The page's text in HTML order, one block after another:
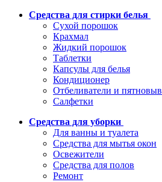
Средства для стирки белья
Сухой порошок
Крахмал
Жидкий порошок
Таблетки
Капсулы для белья
Кондиционер
Отбеливатели и
Салфетки
Средства для уборки
Для ванны и туалета
Средства для мытья окон
Освежители
Средства для полов
Ремонт